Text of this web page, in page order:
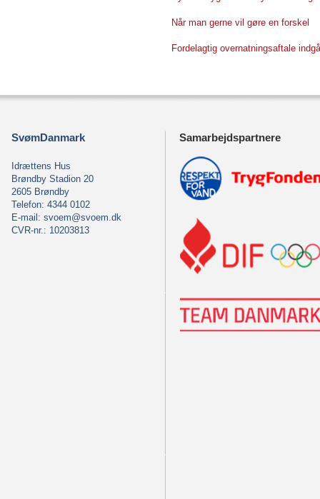
Når man gerne vil gøre en forskel
Fordelagtig overnatningsaftale
SvømDanmark
Idrættens Hus
Brøndby Stadion 20
2605 Brøndby
Telefon: 4344 0102
E-mail: svoem@svoem.dk
CVR-nr.: 10203813
Samarbejdspartnere